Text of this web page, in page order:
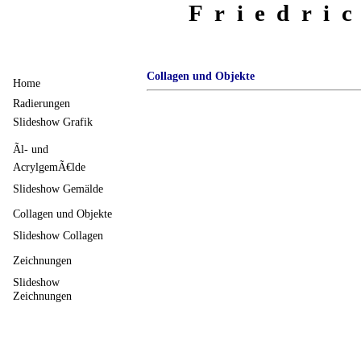
Collagen und Objekte
Home
Radierungen
Slideshow Grafik
Ãl- und
AcrylgemÃ€lde
Slideshow Gemälde
Collagen und Objekte
Slideshow Collagen
Zeichnungen
Slideshow
Zeichnungen